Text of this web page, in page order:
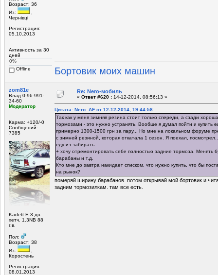
Возраст: 36
Из:
Чернівці
Регистрация:
05.10.2013
Активность за 30
дней
0%
Offline
Бортовик моих машин
zom81e
Влад 0-96-991-
34-60
Модератор
Карма: +120/-0
Сообщений:
7385
Kadett E 3-дв.
хетч. 1.3NB 88
г.в.
Пол:
Возраст: 38
Из:
Коростень
Регистрация:
08.01.2013
Re: Nero-мобиль
« Ответ #620 : 14-12-2014, 08:56:13 »
Цитата: Nero_AF от 12-12-2014, 19:44:58
Так как у меня зимняя резина стоит только спереди, а сзади
тормозами - это нужно устранять. Вообще я думал пойти и купить
примерно 1300-1500 грн за пару... Но мне на локальном форуме
с зимней резиной, которая откатала 1 сезон. Я поехал,
еду из забирать.
+ хочу отремонтировать себе полностью задние тормоза. Менять
барабаны и т.д.
Кто мне до завтра накидает списком, что нужно купить, что бы
на рынок?
померяй ширину барабанов. потом открывай мой бортовик и
задним тормозилкам. там все есть.